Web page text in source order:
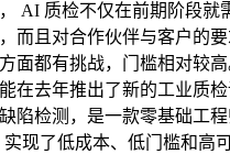
AI 质检不仅在前期阶段就
而且对合作伙伴与客户的
面都有挑战，门槛相对较
在去年推出了新的工业质
陷检测，是一款零基础工
现了低成本、低门槛和高可